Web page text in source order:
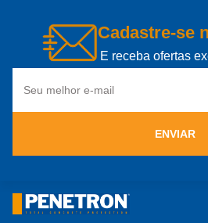
Cadastre-se
E receba ofertas
ENVIAR